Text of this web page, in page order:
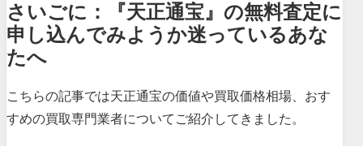
さいごに：『天正通宝』の無料査定に
申し込んでみようか迷っているあな
たへ
こちらの記事では天正通宝の価値や買取価格相場、おす
すめの買取専門業者についてご紹介してきました。